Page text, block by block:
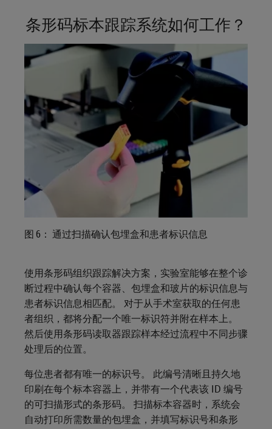
条形码标本跟踪系统如何工作？
图 6： 通过扫描确认包埋盒和患者标识信息
使用条形码组织跟踪解决方案，实验室能够在整个诊
断过程中确认每个容器、包埋盒和玻片的标识信息与
患者标识信息相匹配。 对于从手术室获取的任何患
者组织，都将分配一个唯一标识符并附在样本上。
然后使用条形码读取器跟踪样本经过流程中不同步骤
处理后的位置。
每位患者都有唯一的标识号。 此编号清晰且持久地
印刷在每个标本容器上，并带有一个代表该 ID 编号
的可扫描形式的条形码。 扫描标本容器时，系统会
自动打印所需数量的包埋盒，并填写标识号和条形